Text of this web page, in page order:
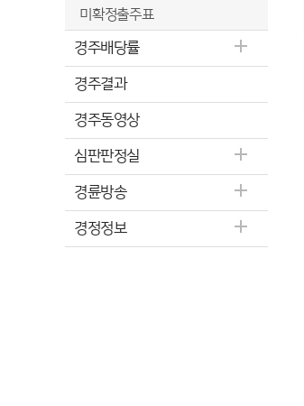
미확정출주표
경주배당률
경주결과
경주동영상
심판판정실
경륜방송
경정정보